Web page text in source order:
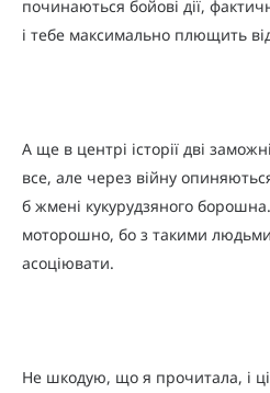
починаються бойові дії,
і тебе максимально плющить
А ще в центрі історії дві
все, але через війну
б жмені кукурудзяного
моторошно, бо з такими людьми
асоціювати.
Не шкодую, що я прочитала, і